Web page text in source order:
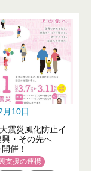
10日
大震災風化防止イ
・その先へ
催！
支援の連携